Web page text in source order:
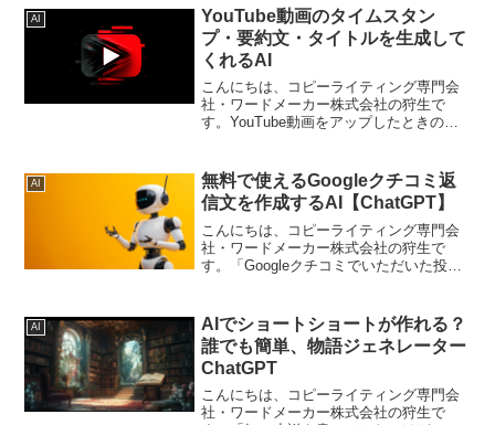
AI
YouTube動画のタイムスタン
プ・要約文・タイトルを生成して
くれるAI
こんにちは、コピーライティング専門会
社・ワードメーカー株式会社の狩生で
す。YouTube動画をアップしたときの
もときどき動画編集をするのですが、目
次をつくったほうが見や...
AI
無料で使えるGoogleクチコミ返
信文を作成するAI【ChatGPT】
こんにちは、コピーライティング専門会
社・ワードメーカー株式会社の狩生で
す。「Googleクチコミでいただいた投稿
とを思ったことありませんか？満足して
いる人への返信は楽...
AI
AIでショートショートが作れる？
誰でも簡単、物語ジェネレーター
ChatGPT
こんにちは、コピーライティング専門会
社・ワードメーカー株式会社の狩生で